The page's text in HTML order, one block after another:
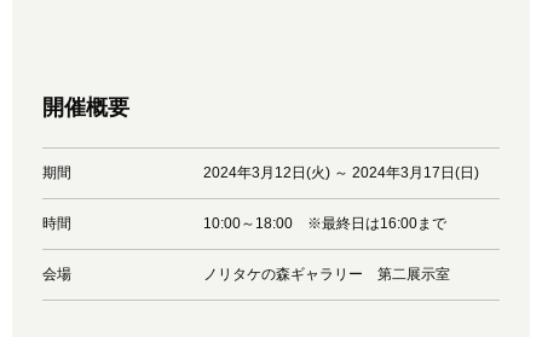
開催概要
期間 2024年3月12日(火) ～ 2024年3月17日(日)
時間 10:00～18:00 ※最終日は16:00まで
会場 ノリタケの森ギャラリー 第二展示室